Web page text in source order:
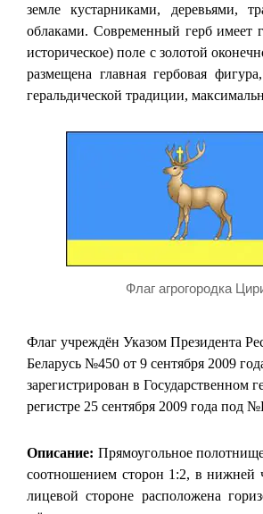
земле кустарниками, деревьями,
облаками. Современный герб имеет
историческое) поле с золотой
размещена главная гербовая
геральдической традиции,
Флаг агрогородка
Флаг учреждён Указом Президента
Беларусь №450 от 9 сентября 2009
зарегистрирован в Государственном
регистре 25 сентября 2009 года под
Описание: Прямоугольное
соотношением сторон 1:2, в нижней
лицевой стороне расположена